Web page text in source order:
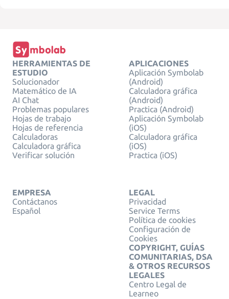
HERRAMIENTAS DE
ESTUDIO
Solucionador
Matemático de IA
AI Chat
Problemas populares
Hojas de trabajo
Hojas de referencia
Calculadoras
Calculadora gráfica
Verificar solución
APLICACIONES
Aplicación Symbolab
(Android)
Calculadora gráfica
(Android)
Practica (Android)
Aplicación Symbolab
(iOS)
Calculadora gráfica
(iOS)
Practica (iOS)
EMPRESA
Contáctanos
Español
LEGAL
Privacidad
Service Terms
Política de cookies
Configuración de
Cookies
COPYRIGHT, GUÍAS
COMUNITARIAS, DSA
& OTROS RECURSOS
LEGALES
Centro Legal de
Learneo